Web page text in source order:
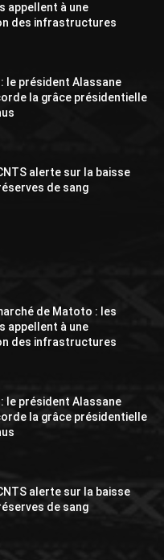
appellent à une
des infrastructures
: le président Alassane
la grâce présidentielle
alerte sur la baisse
de sang
de Matoto : les
appellent à une
des infrastructures
: le président Alassane
la grâce présidentielle
alerte sur la baisse
de sang